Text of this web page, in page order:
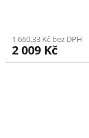
1 660,33 Kč bez DPH
2 009 Kč